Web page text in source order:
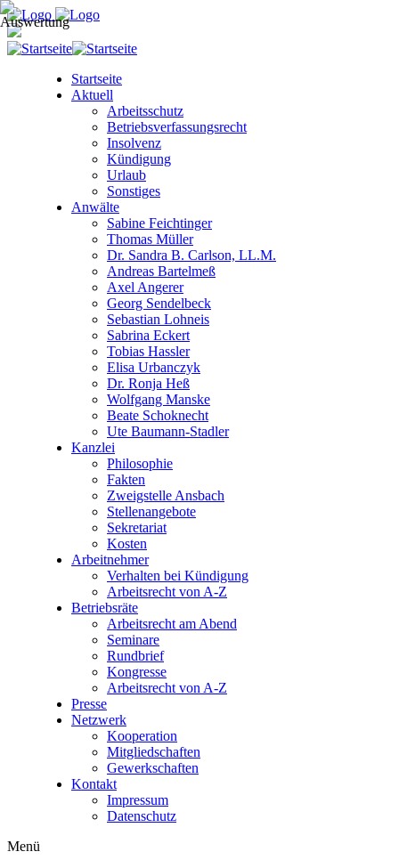
Startseite
Aktuell
Arbeitsschutz
Betriebsverfassungsrecht
Insolvenz
Kündigung
Urlaub
Sonstiges
Anwälte
Sabine Feichtinger
Thomas Müller
Dr. Sandra B. Carlson, LL.M.
Andreas Bartelmeß
Axel Angerer
Georg Sendelbeck
Sebastian Lohneis
Sabrina Eckert
Tobias Hassler
Elisa Urbanczyk
Dr. Ronja Heß
Wolfgang Manske
Beate Schoknecht
Ute Baumann-Stadler
Kanzlei
Philosophie
Fakten
Zweigstelle Ansbach
Stellenangebote
Sekretariat
Kosten
Arbeitnehmer
Verhalten bei Kündigung
Arbeitsrecht von A-Z
Betriebsräte
Arbeitsrecht am Abend
Seminare
Rundbrief
Kongresse
Arbeitsrecht von A-Z
Presse
Netzwerk
Kooperation
Mitgliedschaften
Gewerkschaften
Kontakt
Impressum
Datenschutz
Menü